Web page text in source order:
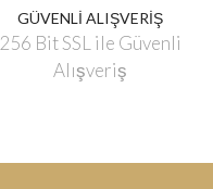
GÜVENLİ ALIŞVERİŞ
256 Bit SSL ile Güvenli
Alışveriş